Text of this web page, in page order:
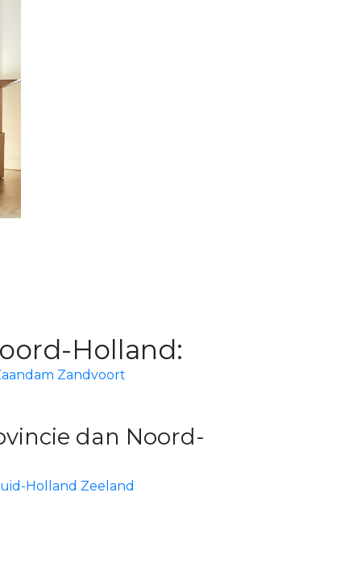
Holland:
Zandvoort
dan Noord-
Holland Zeeland